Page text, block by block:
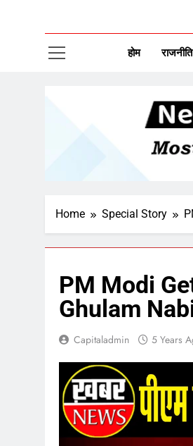
होम राजनीति
Home Special Story
PM Modi
Ghulam
Capitaladmin 5 Years